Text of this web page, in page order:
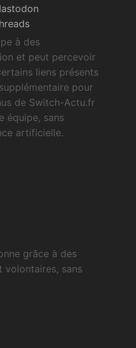
à des
et peut percevoir
liens présents
pour
de Switch-Actu.fr
équipe, sans
artificielle.
grâce à des
volontaires, sans